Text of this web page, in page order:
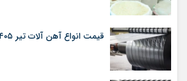
قیمت انواع آهن آلات تیر ۱۴۰۵